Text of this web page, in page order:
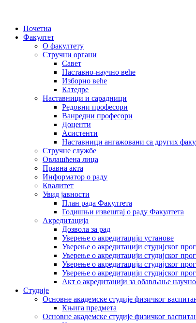
Почетна
Факултет
О факултету
Стручни органи
Савет
Наставно-научно веће
Изборно веће
Катедре
Наставници и сарадници
Редовни професори
Ванредни професори
Доценти
Асистенти
Наставници ангажовани са других
Стручне службе
Овлашћена лица
Правна акта
Информатор о раду
Квалитет
Увид јавности
План рада Факултета
Годишњи извештај о раду Факултета
Акредитација
Дозвола за рад
Уверење о акредитацији установе
Уверење о акредитацији студијског
Уверење о акредитацији студијског
Уверење о акредитацији студијског
Уверење о акредитацији студијског
Акт о акредитацији за обављање
Студије
Основне академске студије физичког
Књига предмета
Основне академске студије физичког